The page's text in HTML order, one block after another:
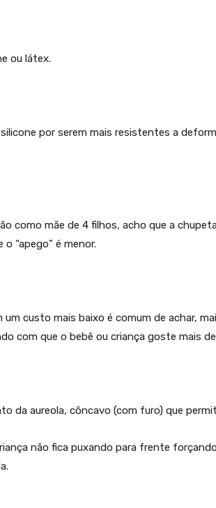
ou látex.
por serem mais resistentes a
como mãe de 4 filhos, acho que a
“apego” é menor.
custo mais baixo é comum de achar,
com que o bebê ou criança goste mais
da aureola, côncavo (com furo) que
não fica puxando para frente